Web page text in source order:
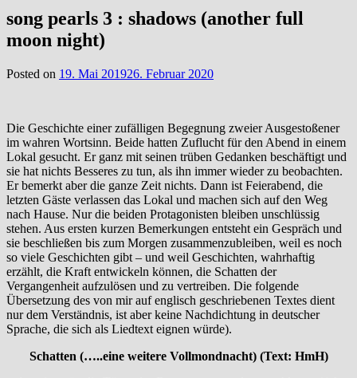
song pearls 3 : shadows (another full
moon night)
Posted on 19. Mai 201926. Februar 2020
Die Geschichte einer zufälligen Begegnung zweier Ausgestoßener
im wahren Wortsinn. Beide hatten Zuflucht für den Abend in einem
Lokal gesucht. Er ganz mit seinen trüben Gedanken beschäftigt und
sie hat nichts Besseres zu tun, als ihn immer wieder zu beobachten.
Er bemerkt aber die ganze Zeit nichts. Dann ist Feierabend, die
letzten Gäste verlassen das Lokal und machen sich auf den Weg
nach Hause. Nur die beiden Protagonisten bleiben unschlüssig
stehen. Aus ersten kurzen Bemerkungen entsteht ein Gespräch und
sie beschließen bis zum Morgen zusammenzubleiben, weil es noch
so viele Geschichten gibt – und weil Geschichten, wahrhaftig
erzählt, die Kraft entwickeln können, die Schatten der
Vergangenheit aufzulösen und zu vertreiben. Die folgende
Übersetzung des von mir auf englisch geschriebenen Textes dient
nur dem Verständnis, ist aber keine Nachdichtung in deutscher
Sprache, die sich als Liedtext eignen würde).
Schatten (…..eine weitere Vollmondnacht) (Text: HmH)